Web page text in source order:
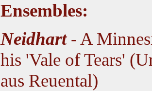
Ensembles:
Neidhart- A
his 'Vale of Tears'
aus Reuental)